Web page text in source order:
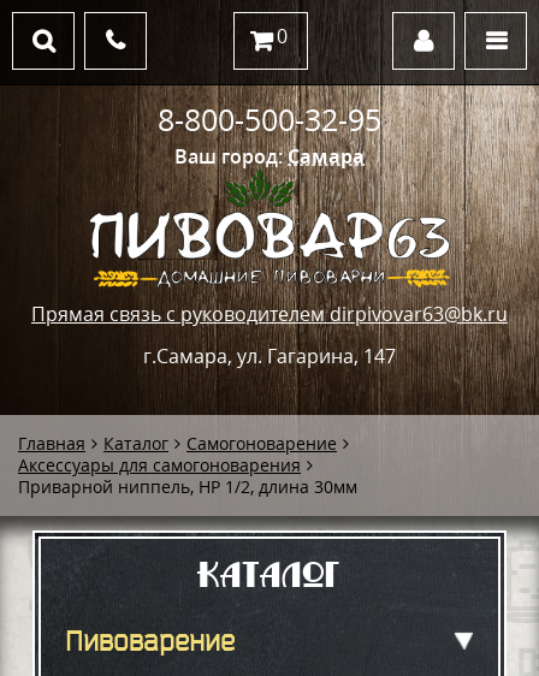
Ваш город:Самара
Прямая связь с руководителем dirpivovar63@bk.ru
г.Самара, ул. Гагарина, 147
8-800-500-32-95
0
Главная Каталог
Самогоноварение
Аксессуары для самогоноварения
Приварной ниппель, НР 1/2, длина 30мм
Каталог
Пивоварение